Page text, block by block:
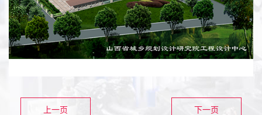
上一页 下一页